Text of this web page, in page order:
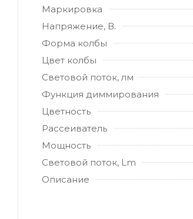
Маркировка
Напряжение, В.
Форма колбы
Цвет колбы
Световой поток, лм
Функция диммирования
Цветность
Рассеиватель
Мощность
Световой поток, Lm
Описание